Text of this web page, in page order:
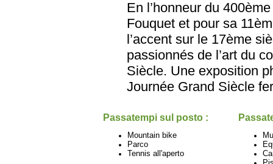
En l’honneur du
Fouquet et pour sa
l’accent sur le 17ème
passionnés de l’art du
Siècle. Une exposition
Journée Grand Siècle
Passatempi sul posto :
Mountain bike
Parco
Tennis all'aperto